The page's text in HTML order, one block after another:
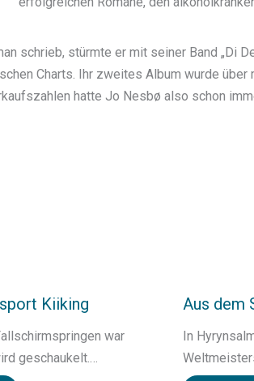
schrieb, stürmte er mit seiner Band „Di
Charts. Ihr zweites Album wurde über
hatte Jo Nesbø also schon
Kiiking
war
geschaukelt.…
Aus dem
In